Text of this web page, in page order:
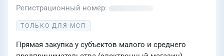
Регистрационный номер
ТОЛЬКО ДЛЯ МСП
Прямая закупка у субъектов малого и среднего